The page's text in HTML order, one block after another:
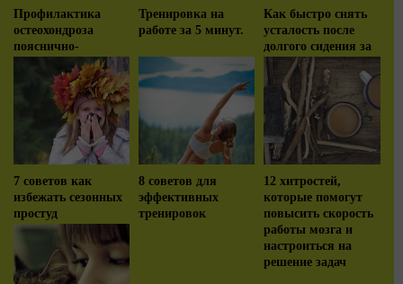
Профилактика
остеохондроза
пояснично-
крестцового отдела
позвоночника
Тренировка на
работе за 5 минут.
Как быстро снять
усталость после
долгого сидения за
компьютером?
7 советов как
избежать сезонных
простуд
8 советов для
эффективных
тренировок
12 хитростей,
которые помогут
повысить скорость
работы мозга и
настроиться на
решение задач